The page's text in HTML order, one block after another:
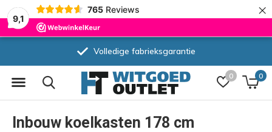
9,1
765 Reviews ×
0 0
Volledige fabrieksgarantie
Inbouw koelkasten 178 cm